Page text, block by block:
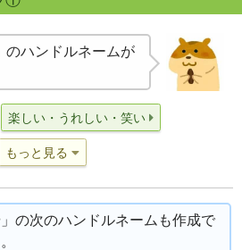
のハンドルネームが
楽しい・うれしい・笑い
もっと見る
」の次のハンドルネームも作成で